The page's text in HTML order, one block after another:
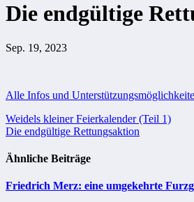
Die endgültige
Sep. 19, 2023
Alle Infos und
Beitragsnavigation
Weidels kleiner Feierkalender (Teil 1)
Die endgültige Rettungsaktion
Ähnliche Beiträge
Friedrich Merz: eine umgekehrte